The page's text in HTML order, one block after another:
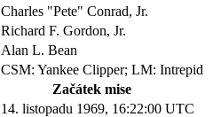
Charles "Pete" Conrad, Jr.
Richard F. Gordon, Jr.
Alan L. Bean
CSM: Yankee Clipper; LM: Intrepid
Začátek mise
14. listopadu 1969, 16:22:00 UTC